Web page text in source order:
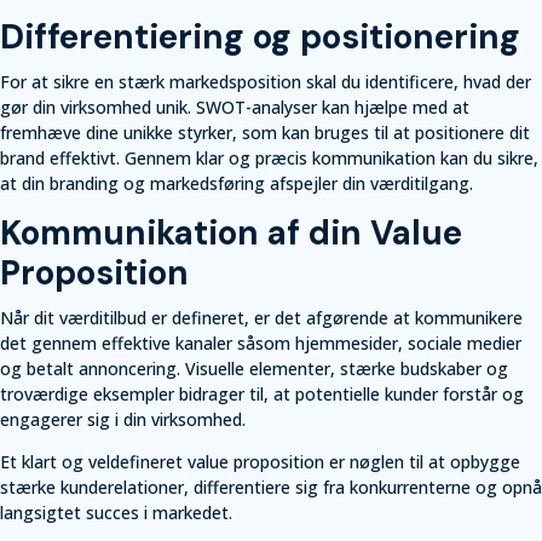
Differentiering og positionering
For at sikre en stærk markedsposition skal du identificere, hvad der
gør din virksomhed unik. SWOT-analyser kan hjælpe med at
fremhæve dine unikke styrker, som kan bruges til at positionere dit
brand effektivt. Gennem klar og præcis kommunikation kan du sikre,
at din branding og markedsføring afspejler din værditilgang.
Kommunikation af din Value
Proposition
Når dit værditilbud er defineret, er det afgørende at kommunikere
det gennem effektive kanaler såsom hjemmesider, sociale medier
og betalt annoncering. Visuelle elementer, stærke budskaber og
troværdige eksempler bidrager til, at potentielle kunder forstår og
engagerer sig i din virksomhed.
Et klart og veldefineret value proposition er nøglen til at opbygge
stærke kunderelationer, differentiere sig fra konkurrenterne og opnå
langsigtet succes i markedet.